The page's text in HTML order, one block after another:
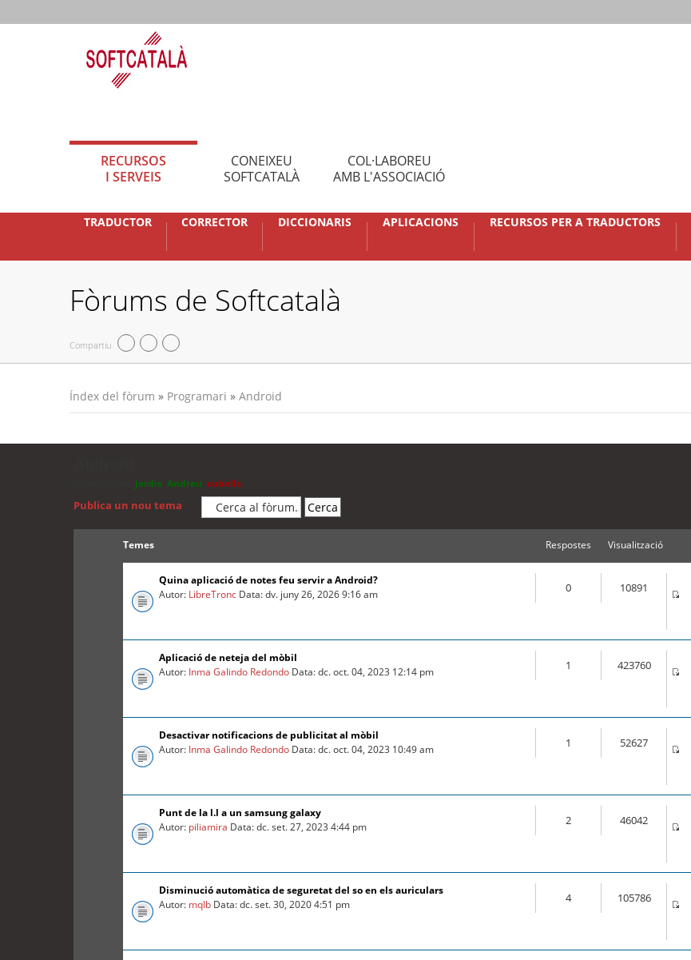
RECURSOS
I SERVEIS
CONEIXEU
SOFTCATALÀ
COL·LABOREU
AMB L'ASSOCIACIÓ
TRADUCTOR CORRECTOR DICCIONARIS APLICACIONS RECURSOS PER A TRADUCTORS
Fòrums de Softcatalà
Compartiu
Índex del fòrum » Programari » Android
jordis Andreu cubells
Publica un nou tema
Temes Respostes Visualització
Quina aplicació de notes feu servir a Android?
Autor: LibreTronc Data: dv. juny 26, 2026 9:16 am 0 10891
Aplicació de neteja del mòbil
Autor: Inma Galindo Redondo Data: dc. oct. 04, 2023 12:14 pm 1 423760
Desactivar notificacions de publicitat al mòbil
Autor: Inma Galindo Redondo Data: dc. oct. 04, 2023 10:49 am 1 52627
Punt de la l.l a un samsung galaxy
Autor: piliamira Data: dc. set. 27, 2023 4:44 pm 2 46042
Disminució automàtica de seguretat del so en els auriculars
Autor: mqlb Data: dc. set. 30, 2020 4:51 pm 4 105786